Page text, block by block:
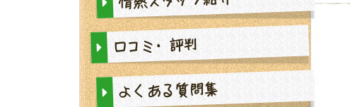
口コミ・評判
よくある質問集